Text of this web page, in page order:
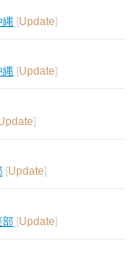
縄 [Update]
縄 Update
]
Update
部 [Update]